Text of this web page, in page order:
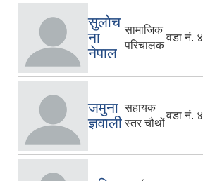
सुलोच
ना
नेपाल
सामाजिक
परिचालक
वडा नं. ४
जमुना
ज्ञवाली
सहायक
स्तर चौथों
वडा नं. ४